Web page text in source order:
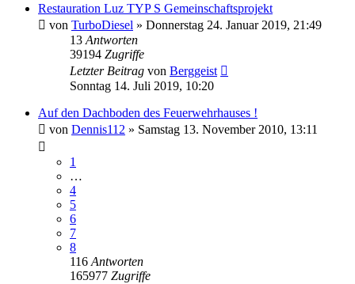
Restauration Luz TYP S Gemeinschaftsprojekt
von TurboDiesel » Donnerstag 24. Januar 2019, 21:49
13 Antworten
39194 Zugriffe
Letzter Beitrag von Berggeist
Sonntag 14. Juli 2019, 10:20
Auf den Dachboden des Feuerwehrhauses !
von Dennis112 » Samstag 13. November 2010, 13:11
1
…
4
5
6
7
8
116 Antworten
165977 Zugriffe